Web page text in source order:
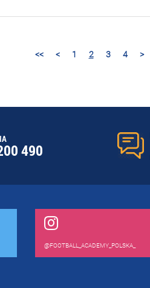
<< < 1 2 3 4 >
490
@FOOTBALL_ACADEMY_POLSKA_